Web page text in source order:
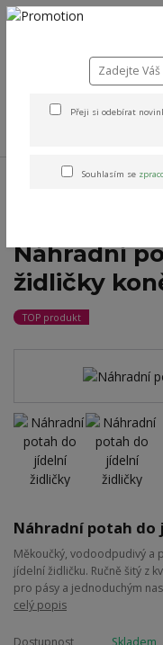
+420 778 743 310
Altens originály &
Náhradní
židličky
TOP produkt
Náhradní potah do
Měkoučký, vodoodpudivý a
jídelní židličku. Ručně šitý z
pro pásy a jednoduchým
celý popis
Dostupnost
Skladem
Přeji si odebírat
Souhlasím se